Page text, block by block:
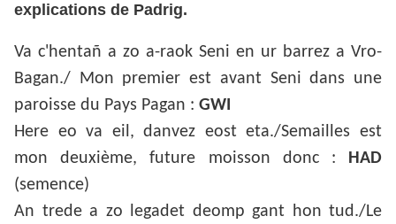
explications de Padrig.
Va c'hentañ a zo a-raok Seni en ur barrez a Vro-
Bagan./ Mon premier est avant Seni dans une
paroisse du Pays Pagan : GWI
Here eo va eil, danvez eost eta./Semailles est
mon deuxième, future moisson donc : HAD
(semence)
An trede a zo legadet deomp gant hon tud./Le